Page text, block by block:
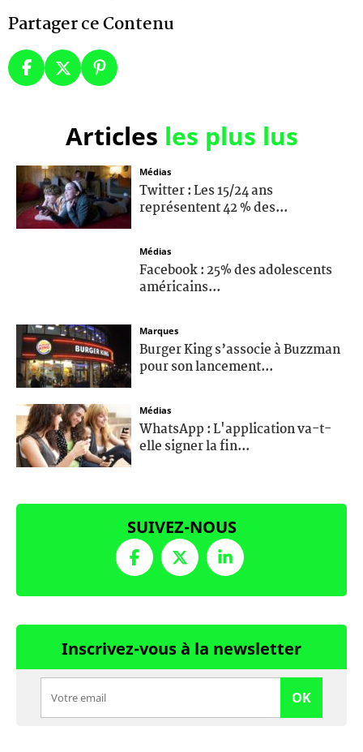
Partager ce Contenu
Articles les plus lus
Médias
Twitter : Les 15/24 ans
représentent 42 % des...
Médias
Facebook : 25% des adolescents
américains...
Marques
Burger King s’associe à Buzzman
pour son lancement...
Médias
WhatsApp : L'application va-t-
elle signer la fin...
SUIVEZ-NOUS
Inscrivez-vous à la newsletter
OK